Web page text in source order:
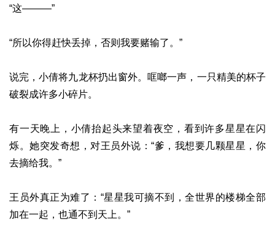
“这———”
“所以你得赶快丢掉，否则我要赌输了。”
说完，小倩将九龙杯扔出窗外。哐啷一声，一只精美的杯子
破裂成许多小碎片。
有一天晚上，小倩抬起头来望着夜空，看到许多星星在闪
烁。她突发奇想，对王员外说：“爹，我想要几颗星星，你
去摘给我。”
王员外真正为难了：“星星我可摘不到，全世界的楼梯全部
加在一起，也通不到天上。”